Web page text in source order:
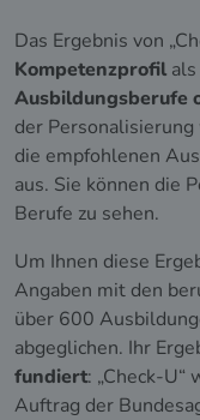
Das Ergebnis von
Kompetenzprofil
Ausbildungsberufe
der
die empfohlenen
aus. Sie können die
Berufe zu sehen.
Um Ihnen diese
Angaben mit den
über 600
abgeglichen. Ihr
fundiert: „Check-U“
Auftrag der